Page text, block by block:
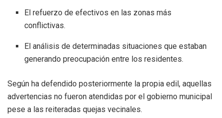
El refuerzo de efectivos en las zonas más
conflictivas.
El análisis de determinadas situaciones que estaban
generando preocupación entre los residentes.
Según ha defendido posteriormente la propia edil, aquellas
advertencias no fueron atendidas por el gobierno municipal
pese a las reiteradas quejas vecinales.